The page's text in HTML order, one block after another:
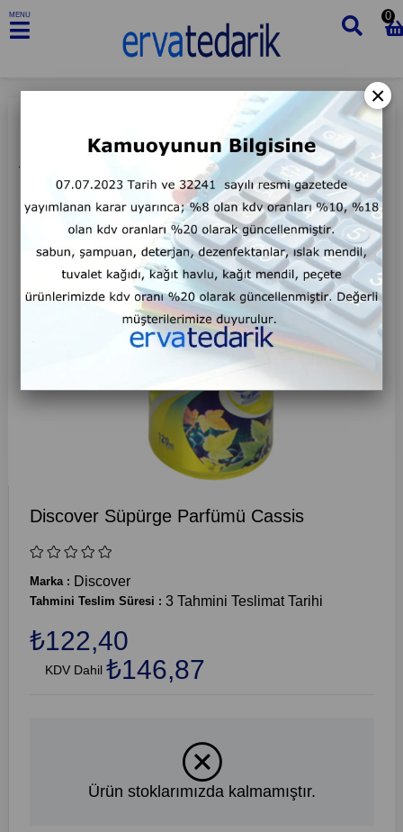
MENU 0
Discover Süpürge Parfümü Cassis
Marka : Discover
Tahmini Teslim Süresi : 3 Tahmini Teslimat Tarihi
₺122,40
KDV Dahil ₺146,87
Ürün stoklarımızda kalmamıştır.
×